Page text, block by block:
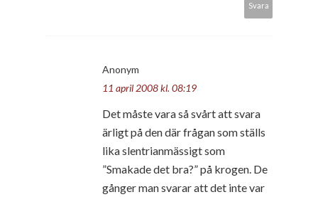
Svara
Anonym
11 april 2008 kl. 08:19
Det måste vara så svårt att svara
ärligt på den där frågan som ställs
lika slentrianmässigt som
”Smakade det bra?” på krogen. De
gånger man svarar att det inte var